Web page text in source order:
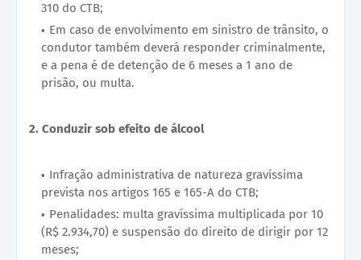
310 do CTB;
Em caso de envolvimento em sinistro de trânsito, o
condutor também deverá responder criminalmente,
e a pena é de detenção de 6 meses a 1 ano de
prisão, ou multa.
2. Conduzir sob efeito de álcool
Infração administrativa de natureza gravíssima
prevista nos artigos 165 e 165-A do CTB;
Penalidades: multa gravíssima multiplicada por 10
(R$ 2.934,70) e suspensão do direito de dirigir por 12
meses;